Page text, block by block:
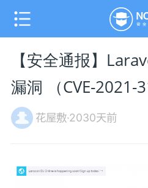
【安全通报】
漏洞 （CVE-2021-
花屋敷·2030天前